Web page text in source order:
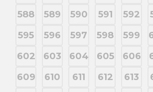
588
589 590 591 592
595
596 597 598 599
602
603 604 605 606
609
610 611 612 613